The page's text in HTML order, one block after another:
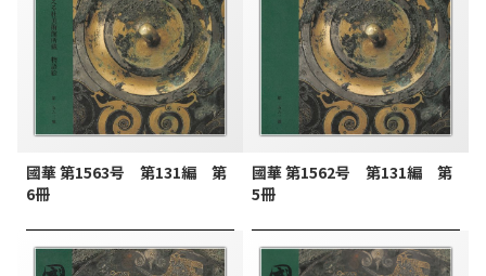
國華 第1563号 第131編 第
6冊
國華 第1562号 第131編 第
5冊